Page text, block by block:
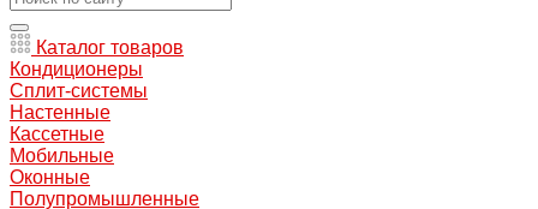
Каталог товаров
Кондиционеры
Сплит-системы
Настенные
Кассетные
Мобильные
Оконные
Полупромышленные